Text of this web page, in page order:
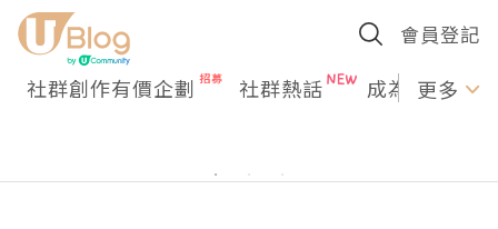
會員登記
社群創作有價企劃 社群熱話 成為U更多